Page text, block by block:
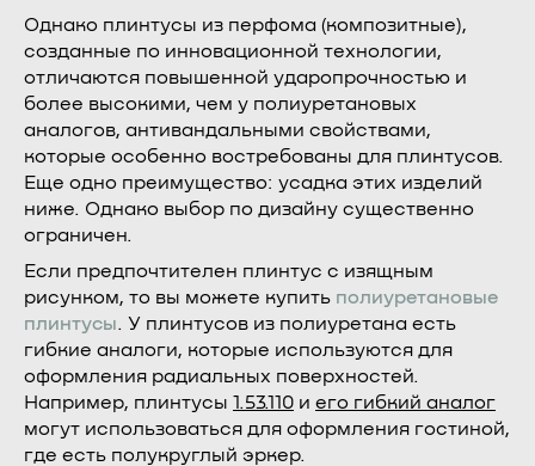
Однако плинтусы из перфома (композитные),
созданные по инновационной технологии,
отличаются повышенной ударопрочностью и
более высокими, чем у полиуретановых
аналогов, антивандальными свойствами,
которые особенно востребованы для плинтусов.
Еще одно преимущество: усадка этих изделий
ниже. Однако выбор по дизайну существенно
ограничен.
Если предпочтителен плинтус с изящным
рисунком, то вы можете купить полиуретановые
плинтусы. У плинтусов из полиуретана есть
гибкие аналоги, которые используются для
оформления радиальных поверхностей.
Например, плинтусы 1.53.110 и его гибкий аналог
могут использоваться для оформления гостиной,
где есть полукруглый эркер.